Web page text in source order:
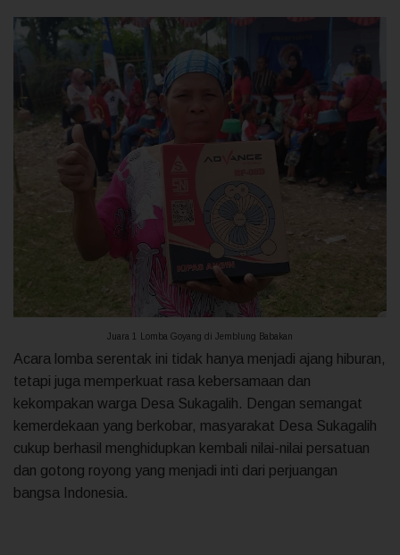
Juara 1 Lomba Goyang di Jemblung Babakan
Acara lomba serentak ini tidak hanya menjadi ajang hiburan,
tetapi juga memperkuat rasa kebersamaan dan
kekompakan warga Desa Sukagalih. Dengan semangat
kemerdekaan yang berkobar, masyarakat Desa Sukagalih
cukup berhasil menghidupkan kembali nilai-nilai persatuan
dan gotong royong yang menjadi inti dari perjuangan
bangsa Indonesia.